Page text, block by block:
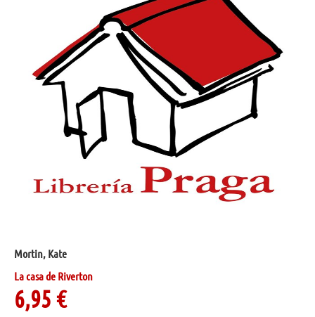
Mortin, Kate
La casa de Riverton
6,95 €